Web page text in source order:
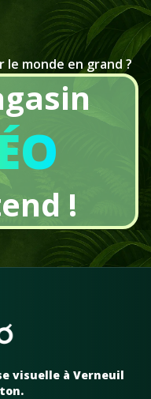
monde en grand ?
!
visuelle à Verneuil